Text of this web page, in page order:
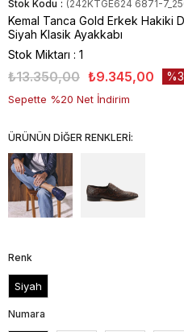
Stok Kodu (242KTGE624 6871-
Kemal Tanca Gold Erkek Hakiki
Siyah Klasik Ayakkabı
Stok Miktarı : 1
₺13.350,00 ₺9.345,00
Sepette %20 Net İndirim
ÜRÜNÜN DİĞER RENKLERİ:
Renk
Siyah
Numara